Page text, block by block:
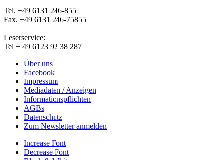
Tel. +49 6131 246-855
Fax. +49 6131 246-75855
Leserservice:
Tel + 49 6123 92 38 287
Über uns
Facebook
Impressum
Mediadaten / Anzeigen
Informationspflichten
AGBs
Datenschutz
Zum Newsletter anmelden
Increase Font
Decrease Font